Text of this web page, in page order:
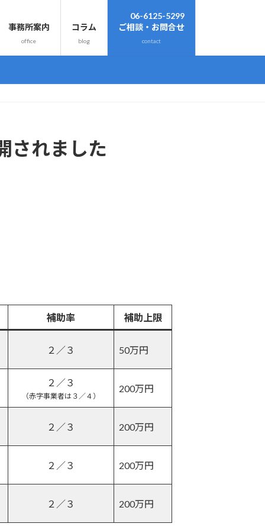
事務所案内
office
コラム
blog
06-6125-5299
ご相談・お問合せ
contact
されました
補助率 補助上限
２／３ 50万円
２／３
（赤字事業者は３／４）
200万円
２／３ 200万円
２／３ 200万円
２／３ 200万円